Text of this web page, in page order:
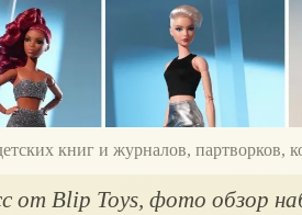
книг и журналов, партворков,
от Blip Toys, фото обзор